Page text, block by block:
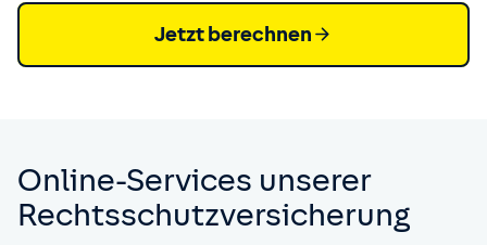
Jetzt berechnen
Online-Services unserer
Rechts­schutz­versicherung